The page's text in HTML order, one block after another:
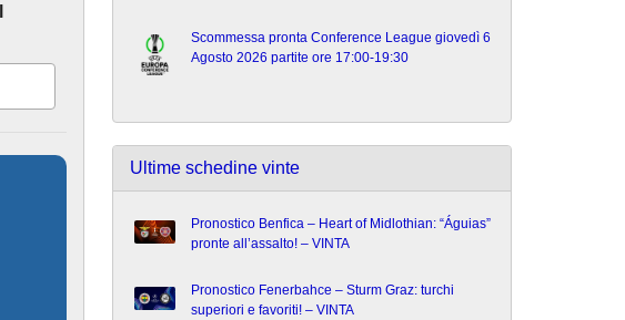
Scommessa pronta Conference League giovedì 6
Agosto 2026 partite ore 17:00-19:30
Ultime schedine vinte
Pronostico Benfica – Heart of Midlothian: “Águias”
pronte all’assalto! – VINTA
Pronostico Fenerbahce – Sturm Graz: turchi
superiori e favoriti! – VINTA